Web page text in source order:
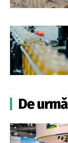
De